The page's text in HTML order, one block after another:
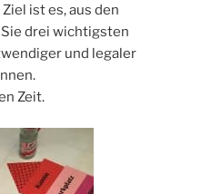
ist es, aus den
drei wichtigsten
und legaler
Zeit.